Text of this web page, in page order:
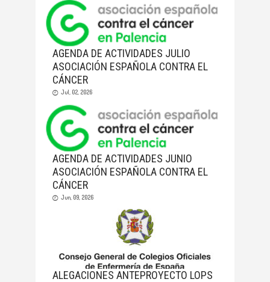
AGENDA DE ACTIVIDADES JULIO
ASOCIACIÓN ESPAÑOLA CONTRA EL
CÁNCER
Jul, 02, 2026
AGENDA DE ACTIVIDADES JUNIO
ASOCIACIÓN ESPAÑOLA CONTRA EL
CÁNCER
Jun, 09, 2026
ALEGACIONES ANTEPROYECTO LOPS